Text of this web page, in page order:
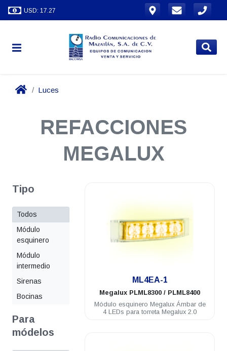
USD: 17.27
Luces
REFACCIONES
MEGALUX
Tipo
Todos
Módulo
esquinero
Módulo
intermedio
Sirenas
Bocinas
Para
módelos
ML4EA-1
Megalux PLML8300 / PLML8400
Módulo esquinero Megalux Ámbar de
4 LEDs para torreta Megalux 2.0